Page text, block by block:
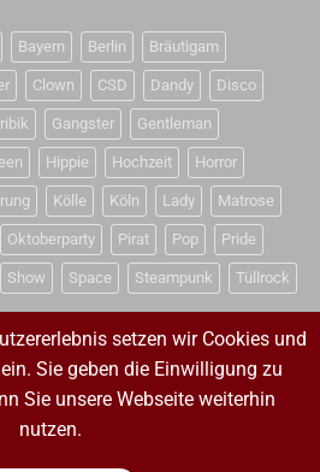
Bayern Berlin Bräutigam
Clown CSD Dandy Disco
Gangster Gentleman
Hippie Hochzeit Horror
Kölle Köln Lady Matrose
Oktoberparty Pirat Pop Pride
Show Space Steampunk Tüllrock
setzen wir Cookies und
Sie geben die Einwilligung zu
Sie unsere Webseite weiterhin
nutzen.